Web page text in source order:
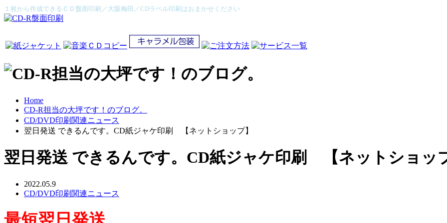
１枚から作成できるＣＤ盤面印刷／大阪梅田／CDラベル印刷はおまかせください
Home
CD-R担当の大坪です！のブログ。
CD/DVD印刷関連ニュース
翌日発送 できるんです。CD紙ジャケ印刷 【ネットショップ】
翌日発送 できるんです。CD紙ジャケ印刷 【ネットショッ
2022.05.9
CD/DVD印刷関連ニュース